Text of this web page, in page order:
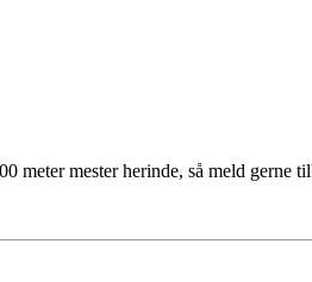
mester herinde, så meld gerne